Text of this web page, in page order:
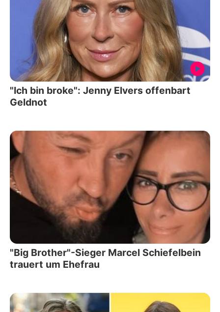
"Ich bin broke": Jenny Elvers offenbart
Geldnot
"Big Brother"-Sieger Marcel Schiefelbein
trauert um Ehefrau